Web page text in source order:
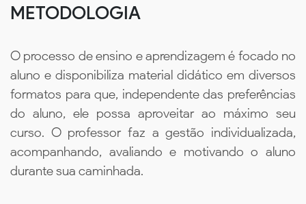
METODOLOGIA
O processo de ensino e aprendizagem é focado no
aluno e disponibiliza material didático em diversos
formatos para que, independente das preferências
do aluno, ele possa aproveitar ao máximo seu
curso. O professor faz a gestão individualizada,
acompanhando, avaliando e motivando o aluno
durante sua caminhada.